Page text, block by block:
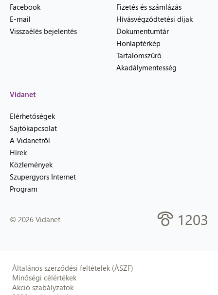
Facebook
E-mail
Visszaélés bejelentés
Fizetés és számlázás
Hívásvégződtetési díjak
Dokumentumtár
Honlaptérkép
Tartalomszűrő
Akadálymentesség
Vidanet
Elérhetőségek
Sajtókapcsolat
A Vidanetről
Hírek
Közlemények
Szupergyors Internet
Program
© 2026 Vidanet 1203
Általános szerződési feltételek (ÁSZF)
Minőségi célértékek
Akció szabályzatok